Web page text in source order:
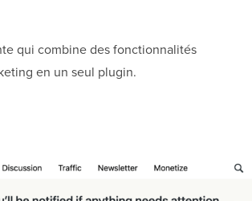
qui combine des fonctionnalités
en un seul plugin.